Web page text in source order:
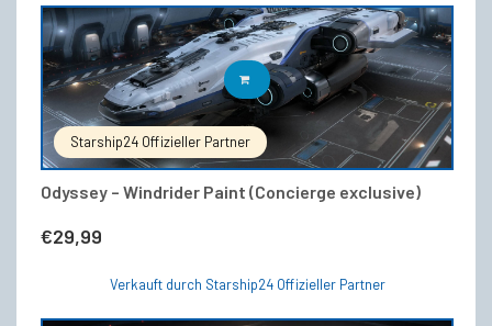
gewählt
werden
Starship24 Offizieller Partner
Odyssey – Windrider Paint (Concierge exclusive)
€29,99
IN DEN WARENKORB
Verkauft durch Starship24 Offizieller Partner